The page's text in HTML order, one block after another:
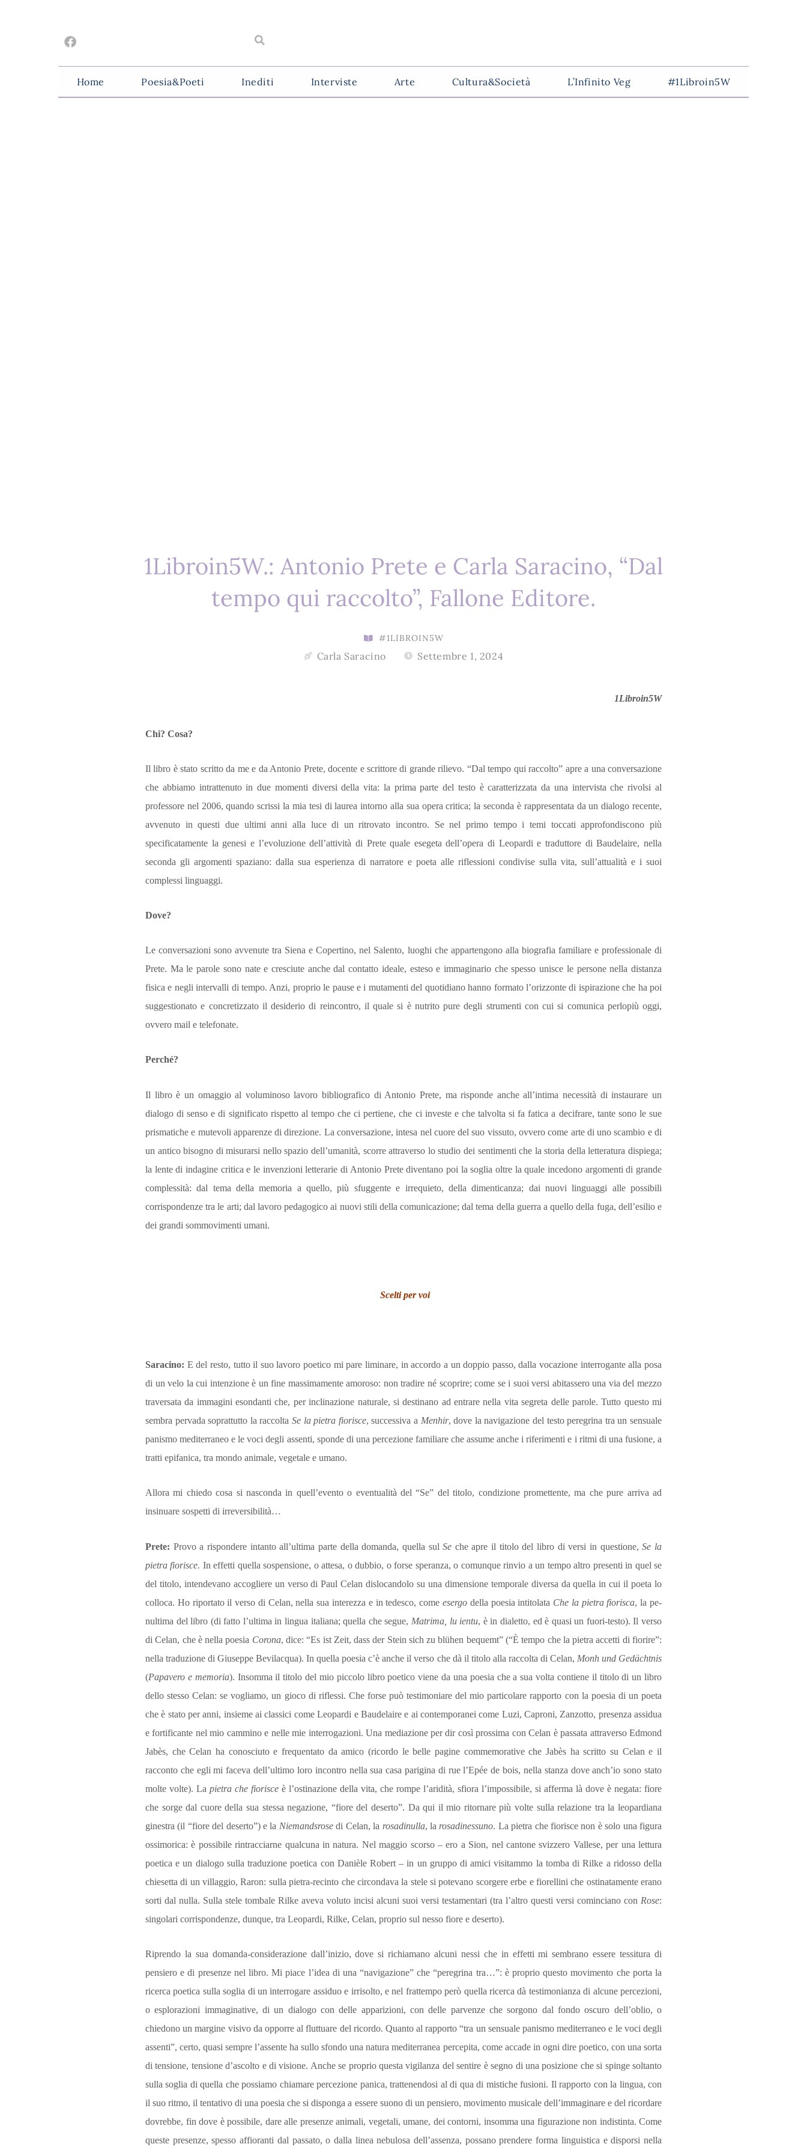
Home Poesia&Poeti Inediti Interviste Arte Cultura&Società L’Infinito Veg #1Libroin5W
1Libroin5W.: Antonio Prete e Carla Saracino, “Dal
tempo qui raccolto”, Fallone Editore.
#1LIBROIN5W
Carla Saracino Settembre 1, 2024
1Libroin5W
Chi? Cosa?
Il libro è stato scritto da me e da Antonio Prete, docente e scrittore di grande rilievo. “Dal tempo qui raccolto” apre a una conversazione
che abbiamo intrattenuto in due momenti diversi della vita: la prima parte del testo è caratterizzata da una intervista che rivolsi al
professore nel 2006, quando scrissi la mia tesi di laurea intorno alla sua opera critica; la seconda è rappresentata da un dialogo recente,
avvenuto in questi due ultimi anni alla luce di un ritrovato incontro. Se nel primo tempo i temi toccati approfondiscono più
specificatamente la genesi e l’evoluzione dell’attività di Prete quale esegeta dell’opera di Leopardi e traduttore di Baudelaire, nella
seconda gli argomenti spaziano: dalla sua esperienza di narratore e poeta alle riflessioni condivise sulla vita, sull’attualità e i suoi
complessi linguaggi.
Dove?
Le conversazioni sono avvenute tra Siena e Copertino, nel Salento, luoghi che appartengono alla biografia familiare e professionale di
Prete. Ma le parole sono nate e cresciute anche dal contatto ideale, esteso e immaginario che spesso unisce le persone nella distanza
fisica e negli intervalli di tempo. Anzi, proprio le pause e i mutamenti del quotidiano hanno formato l’orizzonte di ispirazione che ha poi
suggestionato e concretizzato il desiderio di reincontro, il quale si è nutrito pure degli strumenti con cui si comunica perlopiù oggi,
ovvero mail e telefonate.
Perché?
Il libro è un omaggio al voluminoso lavoro bibliografico di Antonio Prete, ma risponde anche all’intima necessità di instaurare un
dialogo di senso e di significato rispetto al tempo che ci pertiene, che ci investe e che talvolta si fa fatica a decifrare, tante sono le sue
prismatiche e mutevoli apparenze di direzione. La conversazione, intesa nel cuore del suo vissuto, ovvero come arte di uno scambio e di
un antico bisogno di misurarsi nello spazio dell’umanità, scorre attraverso lo studio dei sentimenti che la storia della letteratura dispiega;
la lente di indagine critica e le invenzioni letterarie di Antonio Prete diventano poi la soglia oltre la quale incedono argomenti di grande
complessità: dal tema della memoria a quello, più sfuggente e irrequieto, della dimenticanza; dai nuovi linguaggi alle possibili
corrispondenze tra le arti; dal lavoro pedagogico ai nuovi stili della comunicazione; dal tema della guerra a quello della fuga, dell’esilio e
dei grandi sommovimenti umani.
Scelti per voi
Saracino: E del resto, tutto il suo lavoro poetico mi pare liminare, in accordo a un doppio passo, dalla vocazione in­terrogante alla posa
di un velo la cui intenzione è un fine massimamente amoroso: non tradire né scoprire; come se i suoi versi abitassero una via del mezzo
traversata da imma­gini esondanti che, per inclinazione naturale, si destinano ad entrare nella vita segreta delle parole. Tutto questo mi
sembra pervada soprattutto la raccolta Se la pietra fiorisce, successiva a Menhir, dove la navigazione del testo peregrina tra un sen­suale
panismo mediterraneo e le voci degli assenti, sponde di una percezione familiare che assume anche i riferimenti e i ritmi di una fusione, a
tratti epifanica, tra mondo animale, vegetale e umano.
Allora mi chiedo cosa si nasconda in quell’evento o even­tualità del “Se” del titolo, condizione promettente, ma che pure arriva ad
insinuare sospetti di irreversibilità…
Prete: Provo a rispondere intanto all’ultima parte della do­manda, quella sulSe che apre il titolo del libro di versi in questione,Se la
pietra fiorisce. In effetti quella sospensione, o attesa, o dubbio, o forse speranza, o comunque rinvio a un tempo altro presenti in quel se
del titolo, intendevano acco­gliere un verso di Paul Celan dislocandolo su una dimensio­ne temporale diversa da quella in cui il poeta lo
colloca. Ho riportato il verso di Celan, nella sua interezza e in tedesco, come esergo della poesia intitolata Che la pietra fiorisca, la pe­
nultima del libro (di fatto l’ultima in lingua italiana; quella che segue, Matrima, lu ientu, è in dialetto, ed è quasi un fuori-testo). Il verso
di Celan, che è nella poesia Corona, dice: “Es ist Zeit, dass der Stein sich zu blühen bequemt” (“È tem­po che la pietra accetti di fiorire”:
nella traduzione di Giusep­pe Bevilacqua). In quella poesia c’è anche il verso che dà il titolo alla raccolta di Celan, Monh und Gedächtnis
(Papavero e memoria). Insomma il titolo del mio piccolo libro poetico viene da una poesia che a sua volta contiene il titolo di un libro
dello stesso Celan: se vogliamo, un gioco di riflessi. Che forse può testimoniare del mio particolare rapporto con la poesia di un poeta
che è stato per anni, insieme ai classici come Leopardi e Baudelaire e ai contemporanei come Luzi, Caproni, Zanzotto, presenza assidua
e fortificante nel mio cammino e nelle mie interrogazioni. Una mediazione per dir così prossima con Celan è passata attraverso Edmond
Jabès, che Celan ha conosciuto e frequentato da amico (ricordo le belle pagine commemorative che Jabès ha scritto su Celan e il
racconto che egli mi faceva dell’ultimo loro incontro nel­la sua casa parigina di rue l’Epée de bois, nella stanza dove anch’io sono stato
molte volte). La pietra che fiorisce è l’osti­nazione della vita, che rompe l’aridità, sfiora l’impossibile, si afferma là dove è negata: fiore
che sorge dal cuore della sua stessa negazione, “fiore del deserto”. Da qui il mio ritornare più volte sulla relazione tra la leopardiana
ginestra (il “fio­re del deserto”) e la Niemandsrosedi Celan, la rosadinulla, la rosadinessuno. La pietra che fiorisce non è solo una figura
ossimorica: è possibile rintracciarne qualcuna in natura. Nel maggio scorso – ero a Sion, nel cantone svizzero Vallese, per una lettura
poetica e un dialogo sulla traduzione poetica con Danièle Robert – in un gruppo di amici visitammo la tom­ba di Rilke a ridosso della
chiesetta di un villaggio, Raron: sulla pietra-recinto che circondava la stele si potevano scor­gere erbe e fiorellini che ostinatamente erano
sorti dal nulla. Sulla stele tombale Rilke aveva voluto incisi alcuni suoi versi testamentari (tra l’altro questi versi cominciano con Rose:
sin­golari corrispondenze, dunque, tra Leopardi, Rilke, Celan, proprio sul nesso fiore e deserto).
Riprendo la sua domanda-considerazione dall’inizio, dove si richiamano alcuni nessi che in effetti mi sembrano essere tessitura di
pensiero e di presenze nel libro. Mi piace l’idea di una “navigazione” che “peregrina tra…”: è proprio que­sto movimento che porta la
ricerca poetica sulla soglia di un interrogare assiduo e irrisolto, e nel frattempo però quella ricerca dà testimonianza di alcune percezioni,
o esplorazioni immaginative, di un dialogo con delle apparizioni, con delle parvenze che sorgono dal fondo oscuro dell’oblio, o
chiedono un margine visivo da opporre al fluttuare del ricordo. Quanto al rapporto “tra un sensuale panismo mediterraneo e le voci degli
assenti”, certo, quasi sempre l’assente ha sullo sfondo una natura mediterranea percepita, come accade in ogni dire poetico, con una sorta
di tensione, tensione d’ascolto e di visione. Anche se proprio questa vigilanza del sentire è segno di una posizione che si spinge soltanto
sulla soglia di quella che possiamo chiamare percezione panica, trattenendosi al di qua di mistiche fusioni. Il rapporto con la lingua, con
il suo ritmo, il tentativo di una poesia che si disponga a essere suono di un pensiero, movimento musicale dell’immaginare e del ricordare
dovrebbe, fin dove è possibile, dare alle pre­senze animali, vegetali, umane, dei contorni, insomma una figurazione non indistinta. Come
queste presenze, spesso af­fioranti dal passato, o dalla linea nebulosa dell’assenza, possa­no prendere forma linguistica e disporsi nella